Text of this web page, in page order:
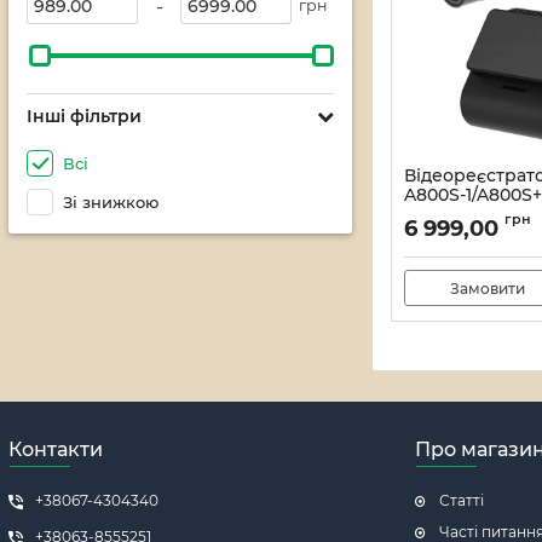
- грн
Інші фільтри
Всі
Зі знижкою
A800S-1/
Артикул:
6 999,00 грн
Замовити
Контакти
+38067-4304340
+38063-8555251
Про
Статті
Часті питання